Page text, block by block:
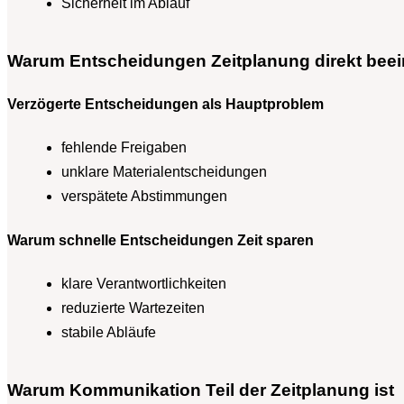
Sicherheit im Ablauf
Warum Entscheidungen Zeitplanung direkt
Verzögerte Entscheidungen als Hauptproblem
fehlende Freigaben
unklare Materialentscheidungen
verspätete Abstimmungen
Warum schnelle Entscheidungen Zeit sparen
klare Verantwortlichkeiten
reduzierte Wartezeiten
stabile Abläufe
Warum Kommunikation Teil der Zeitplanung ist